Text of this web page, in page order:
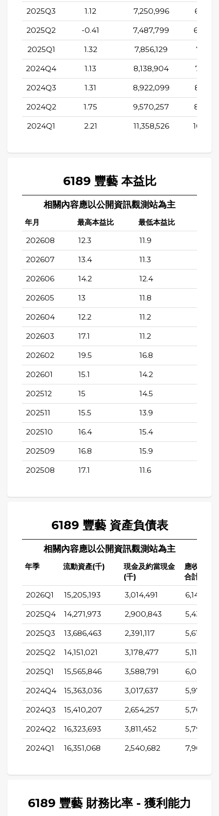
2025Q3 1.12 7,250,996
2025Q2 -0.41 7,487,799
2025Q1 1.32 7,856,129
2024Q4 1.13 8,138,904
2024Q3 1.31 8,922,099
2024Q2 1.75 9,570,257
2024Q1 2.21 11,358,526
6189 豐藝 本益比
相關內容應以公開資訊觀測站為主
年月 最高本益比 最低本益比
202608 12.3 11.9
202607 13.4 11.3
202606 14.2 12.4
202605 13 11.8
202604 12.2 11.2
202603 17.1 11.2
202602 19.5 16.8
202601 15.1 14.2
202512 15 14.5
202511 15.5 13.9
202510 16.4 15.4
202509 16.8 15.9
202508 17.1 11.6
6189 豐藝 資產負債表
相關內容應以公開資訊觀測站為主
年季 流動資產(千)
現金及約當現金
(千)
應收帳款
合計(千)
2026Q1 15,205,193 3,014,491 6,142,170
2025Q4 14,271,973 2,900,843 5,439,110
2025Q3 13,686,463 2,391,117 5,613,061
2025Q2 14,151,021 3,178,477 5,119,344
2025Q1 15,565,846 3,588,791
2024Q4 15,363,036 3,017,637 5,976,831
2024Q3 15,410,207 2,654,257
2024Q2 16,323,693 3,811,452 5,791,155
2024Q1 16,351,068 2,540,682
6189 豐藝 財務比率 - 獲利能力